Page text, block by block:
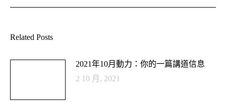
Related Posts
2021年10月動力：你的一篇講道信息
2 10 月, 2021